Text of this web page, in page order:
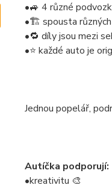
•🚙 4 různé
•🏗️ spousta různých
•🔁 díly jsou mezi
•⭐ každé auto je
Jednou popelář,
Autíčka podporují:
•kreativitu 🎨